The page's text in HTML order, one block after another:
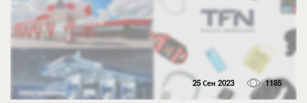
25 Сен 2023 1185